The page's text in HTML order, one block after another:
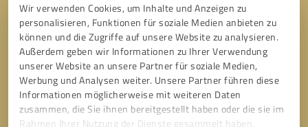
Wir verwenden Cookies, um Inhalte und Anzeigen zu
personalisieren, Funktionen für soziale Medien anbieten zu
können und die Zugriffe auf unsere Website zu analysieren.
Außerdem geben wir Informationen zu Ihrer Verwendung
unserer Website an unsere Partner für soziale Medien,
Werbung und Analysen weiter. Unsere Partner führen diese
Informationen möglicherweise mit weiteren Daten
zusammen, die Sie ihnen bereitgestellt haben oder die sie im
Rahmen Ihrer Nutzung der Dienste gesammelt haben.
Bitte um Rückruf * Erforderliche Angaben
Nachricht senden